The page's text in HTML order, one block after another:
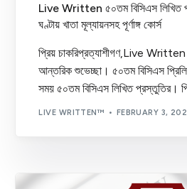
Live Written ৫০তম বিসিএস লিখিত
ঘণ্টায় খাতা মূল্যায়নসহ পূর্ণাঙ্গ কোর্স
প্রিয় চাকরিপ্রত্যাশীগণ,Live Written
আন্তরিক শুভেচ্ছা। ৫০তম বিসিএস
সময় ৫০তম বিসিএস লিখিত প্রস্তুতির।
LIVE WRITTEN™ FEBRUARY 3,